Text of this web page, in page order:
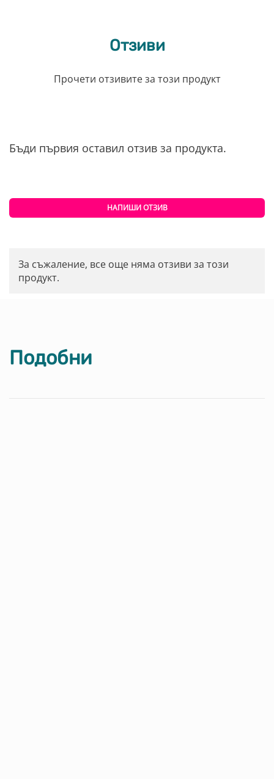
Отзиви
Прочети отзивите за този продукт
Бъди първия оставил отзив за продукта.
НАПИШИ ОТЗИВ
За съжаление, все още няма отзиви за този
продукт.
Подобни